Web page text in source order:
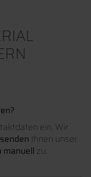
ein. Wir
senden Ihnen unser
manuell zu.